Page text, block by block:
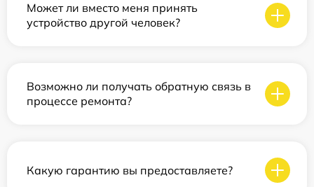
Может ли вместо меня принять
устройство другой человек?
Возможно ли получать обратную связь в
процессе ремонта?
Какую гарантию вы предоставляете?